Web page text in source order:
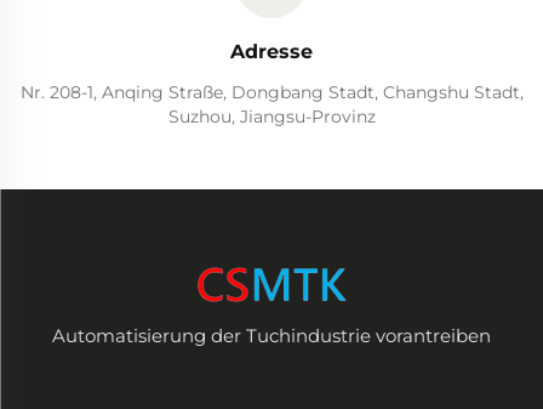
Adresse
Nr. 208-1, Anqing Straße, Dongbang Stadt, Changshu Stadt,
Suzhou, Jiangsu-Provinz
Automatisierung der Tuchindustrie vorantreiben